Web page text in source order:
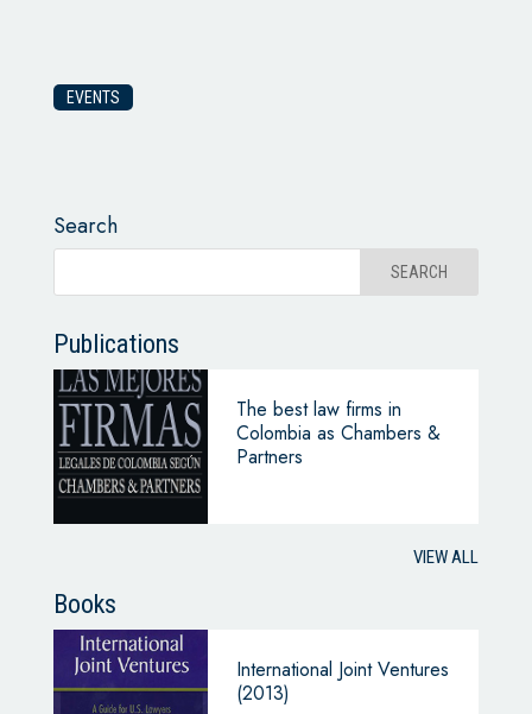
EVENTS
Search
Publications
The best law firms in
Colombia as Chambers &
Partners
VIEW ALL
Books
International Joint Ventures
(2013)